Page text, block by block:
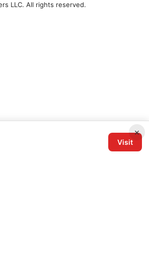
×
Visit
LLC. All rights reserved.